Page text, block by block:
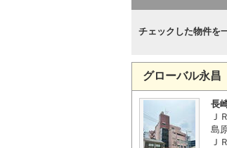
チェックした物件を
グローバル永昌
長
Ｊ
島
Ｊ